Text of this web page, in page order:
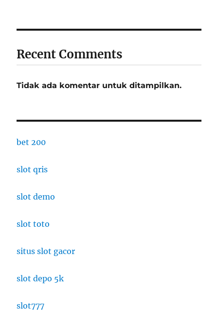
Recent Comments
Tidak ada komentar untuk ditampilkan.
bet 200
slot qris
slot demo
slot toto
situs slot gacor
slot depo 5k
slot777